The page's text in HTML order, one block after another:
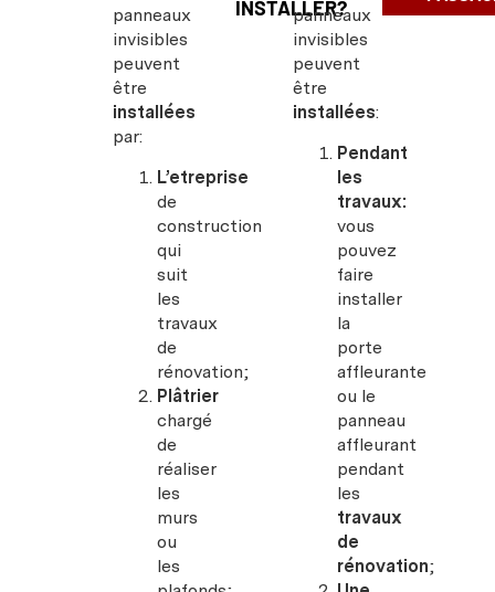
panneaux
invisibles
peuvent
être
installées
par:
L’etreprise
de
construction
qui
suit
les
travaux
de
rénovation;
Plâtrier
chargé
de
réaliser
les
murs
ou
les
INSTALLER?
panneaux
invisibles
peuvent
être
installées:
Pendant
les
travaux:
vous
pouvez
faire
installer
la
porte
affleurante
ou le
panneau
affleurant
pendant
les
travaux
de
rénovation;